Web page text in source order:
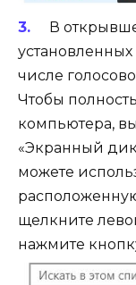
В
числе
Чтобы
компьютера,
«Экранный
можете
щелкните
нажмите